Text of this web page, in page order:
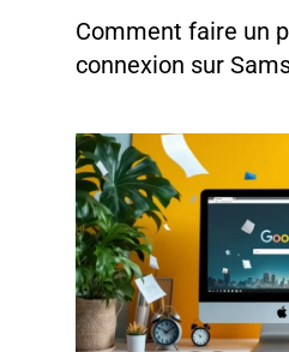
Comment faire un
connexion sur